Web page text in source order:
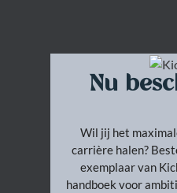
Nu
Wil jij het
carrière halen?
exemplaar van
handboek voor